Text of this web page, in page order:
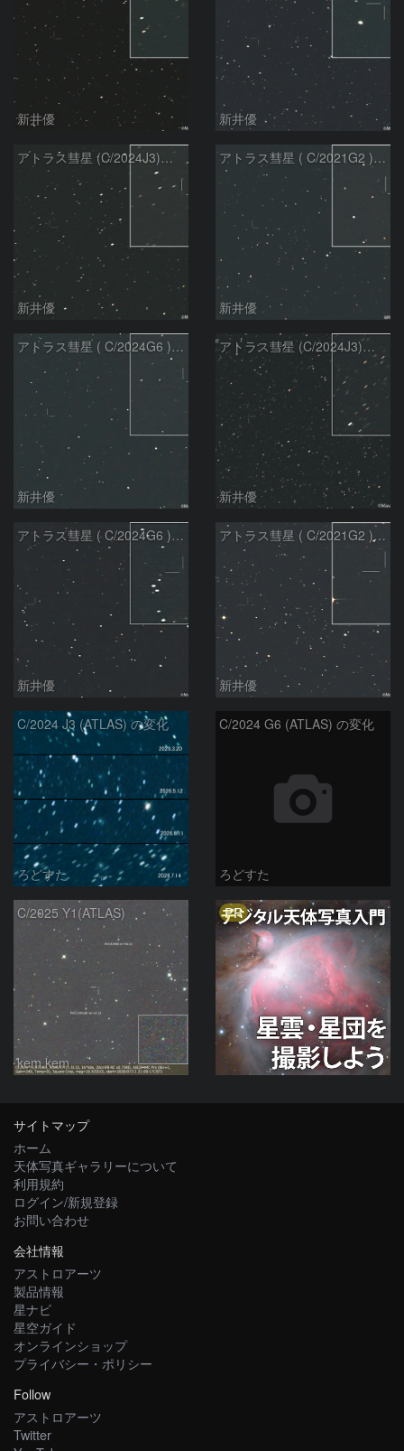
新井優 新井優
アトラス彗星 (C/2024J3)：2026/07/26
新井優
アトラス彗星 ( C/2021G2 )：2026/07/09
新井優
アトラス彗星 ( C/2024G6 )：2026/07/09
新井優
アトラス彗星 (C/2024J3)：2026/07/09
新井優
アトラス彗星 ( C/2024G6 )：2026/07/08
新井優
アトラス彗星 ( C/2021G2 )：2026/07/08
新井優
C/2024 J3 (ATLAS) の変化
ろどすた
C/2024 G6 (ATLAS) の変化
ろどすた
C/2025 Y1(ATLAS)
kem.kem
PR
サイトマップ
ホーム
天体写真ギャラリーについて
利用規約
ログイン/新規登録
お問い合わせ
会社情報
アストロアーツ
製品情報
星ナビ
星空ガイド
オンラインショップ
プライバシー・ポリシー
Follow
アストロアーツ
Twitter